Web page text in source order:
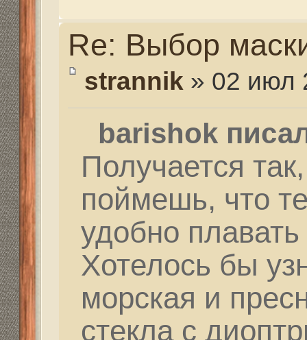
хотя и такое может
расказывают о
оборудования и
объективной
который впервые
подводной охоте.
послушать советов
которыми будешь
подвохи уже на
нужно в тех местах в
вместе ездить. В
разные и размер
условия охоты,